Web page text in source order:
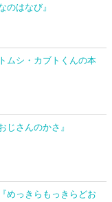
のはなび』
ムシ・カブトくんの本
じさんのかさ』
めっきらもっきらどお